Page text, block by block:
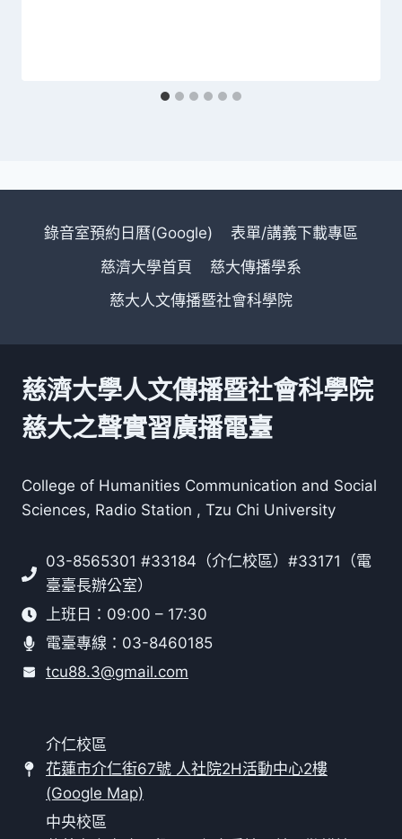
錄音室預約日曆(Google)
表單/講義下載專區
慈濟大學首頁
慈大傳播學系
慈大人文傳播暨社會科學院
慈濟大學人文傳播暨社會科學院
慈大之聲實習廣播電臺
College of Humanities Communication and Social
Sciences, Radio Station , Tzu Chi University
03-8565301 #33184（介仁校區）#33171（電
臺臺長辦公室）
上班日：09:00 – 17:30
電臺專線：03-8460185
tcu88.3@gmail.com
介仁校區
花蓮市介仁街67號 人社院2H活動中心2樓
(Google Map)
中央校區